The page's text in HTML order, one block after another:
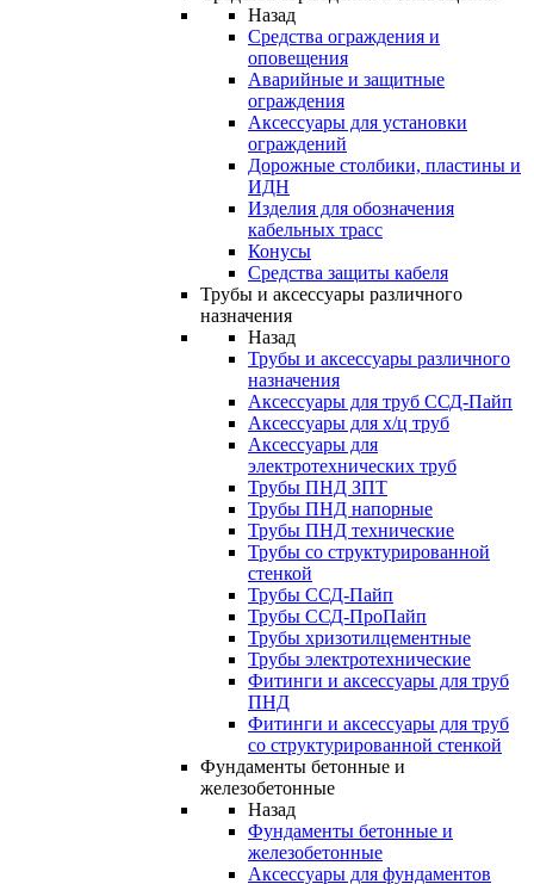
Назад
Средства ограждения и
оповещения
Аварийные и защитные
ограждения
Аксессуары для установки
ограждений
Дорожные столбики, пластины и
ИДН
Изделия для обозначения
кабельных трасс
Конусы
Средства защиты кабеля
Трубы и аксессуары различного
назначения
Назад
Трубы и аксессуары различного
назначения
Аксессуары для труб ССД-Пайп
Аксессуары для х/ц труб
Аксессуары для
электротехнических труб
Трубы ПНД ЗПТ
Трубы ПНД напорные
Трубы ПНД технические
Трубы со структурированной
стенкой
Трубы ССД-Пайп
Трубы ССД-ПроПайп
Трубы хризотилцементные
Трубы электротехнические
Фитинги и аксессуары для труб
ПНД
Фитинги и аксессуары для труб
со структурированной стенкой
Фундаменты бетонные и
железобетонные
Назад
Фундаменты бетонные и
железобетонные
Аксессуары для фундаментов